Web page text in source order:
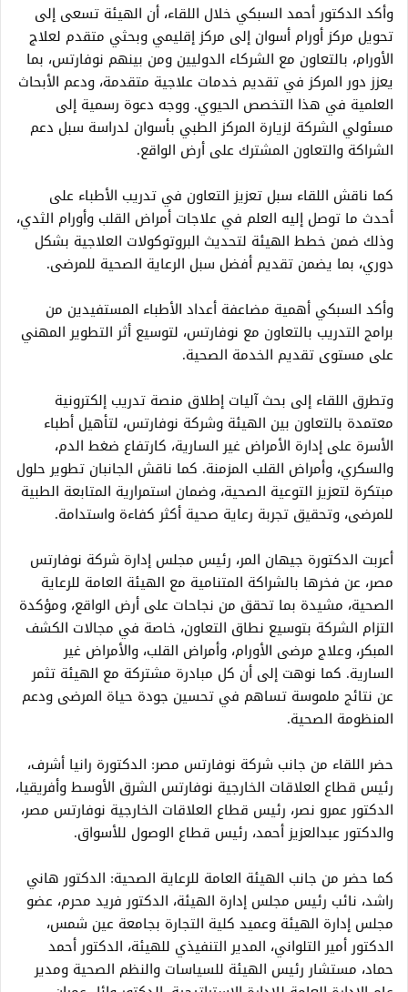
وأكد الدكتور أحمد السبكي خلال اللقاء، أن الهيئة تسعى إلى
تحويل مركز أورام أسوان إلى مركز إقليمي وبحثي متقدم لعلاج
الأورام، بالتعاون مع الشركاء الدوليين ومن بينهم نوفارتس، بما
يعزز دور المركز في تقديم خدمات علاجية متقدمة، ودعم الأبحاث
العلمية في هذا التخصص الحيوي. ووجه دعوة رسمية إلى
مسئولي الشركة لزيارة المركز الطبي بأسوان لدراسة سبل دعم
الشراكة والتعاون المشترك على أرض الواقع.
كما ناقش اللقاء سبل تعزيز التعاون في تدريب الأطباء على
أحدث ما توصل إليه العلم في علاجات أمراض القلب وأورام الثدي،
وذلك ضمن خطط الهيئة لتحديث البروتوكولات العلاجية بشكل
دوري، بما يضمن تقديم أفضل سبل الرعاية الصحية للمرضى.
وأكد السبكي أهمية مضاعفة أعداد الأطباء المستفيدين من
برامج التدريب بالتعاون مع نوفارتس، لتوسيع أثر التطوير المهني
على مستوى تقديم الخدمة الصحية.
وتطرق اللقاء إلى بحث آليات إطلاق منصة تدريب إلكترونية
معتمدة بالتعاون بين الهيئة وشركة نوفارتس، لتأهيل أطباء
الأسرة على إدارة الأمراض غير السارية، كارتفاع ضغط الدم،
والسكري، وأمراض القلب المزمنة. كما ناقش الجانبان تطوير حلول
مبتكرة لتعزيز التوعية الصحية، وضمان استمرارية المتابعة الطبية
للمرضى، وتحقيق تجربة رعاية صحية أكثر كفاءة واستدامة.
أعربت الدكتورة جيهان المر، رئيس مجلس إدارة شركة نوفارتس
مصر، عن فخرها بالشراكة المتنامية مع الهيئة العامة للرعاية
الصحية، مشيدة بما تحقق من نجاحات على أرض الواقع، ومؤكدة
التزام الشركة بتوسيع نطاق التعاون، خاصة في مجالات الكشف
المبكر، وعلاج مرضى الأورام، وأمراض القلب، والأمراض غير
السارية. كما نوهت إلى أن كل مبادرة مشتركة مع الهيئة تثمر
عن نتائج ملموسة تساهم في تحسين جودة حياة المرضى ودعم
المنظومة الصحية.
حضر اللقاء من جانب شركة نوفارتس مصر: الدكتورة رانيا أشرف،
رئيس قطاع العلاقات الخارجية نوفارتس الشرق الأوسط وأفريقيا،
الدكتور عمرو نصر، رئيس قطاع العلاقات الخارجية نوفارتس مصر،
والدكتور عبدالعزيز أحمد، رئيس قطاع الوصول للأسواق.
كما حضر من جانب الهيئة العامة للرعاية الصحية: الدكتور هاني
راشد، نائب رئيس مجلس إدارة الهيئة، الدكتور فريد محرم، عضو
مجلس إدارة الهيئة وعميد كلية التجارة بجامعة عين شمس،
الدكتور أمير التلواني، المدير التنفيذي للهيئة، الدكتور أحمد
حماد، مستشار رئيس الهيئة للسياسات والنظم الصحية ومدير